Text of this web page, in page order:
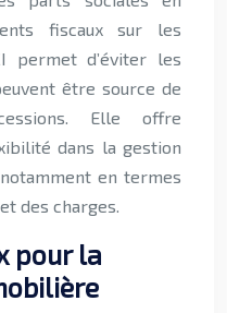
fiscaux sur les
permet d’éviter les
être source de
Elle offre
dans la gestion
en termes
des charges.
pour la